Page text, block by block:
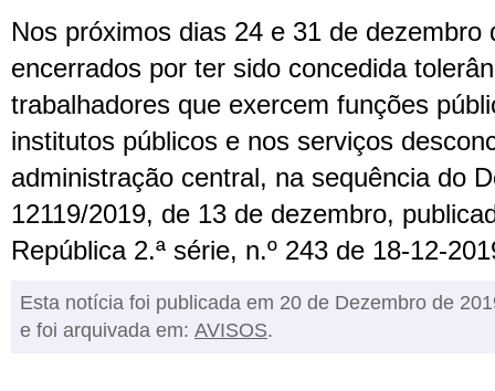
Nos próximos dias 24 e 31 de dezembro
encerrados por ter sido concedida
trabalhadores que exercem funções
institutos públicos e nos serviços
administração central, na sequência do
12119/2019, de 13 de dezembro,
República 2.ª série, n.º 243 de 18-12-
Esta notícia foi publicada em 20 de Dezembro de
e foi arquivada em: AVISOS.